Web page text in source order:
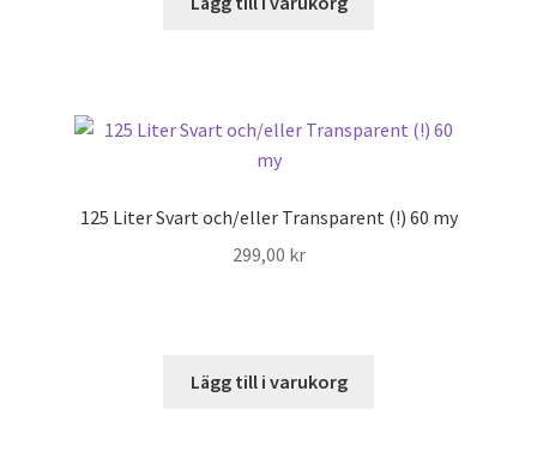
125 Liter Svart och/eller Transparent (!) 60 my
299,00 kr
Lägg till i varukorg